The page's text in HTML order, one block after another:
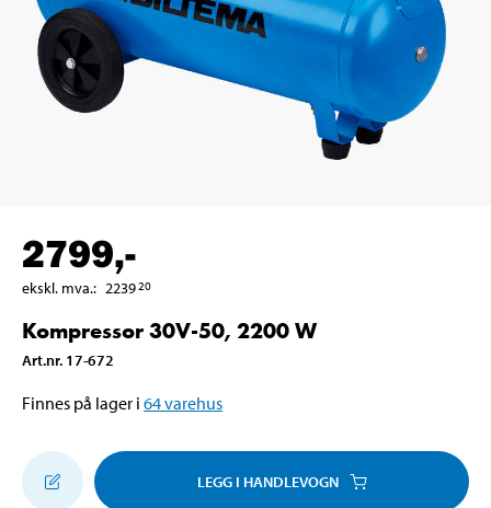
2799,-
ekskl. mva.: 223920
Kompressor 30V-50, 2200 W
Art.nr. 17-672
Finnes på lager i 64varehus
LEGG I HANDLEVOGN